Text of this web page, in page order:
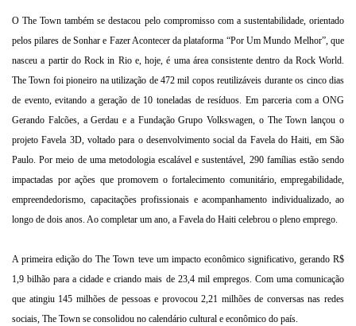
O The Town também se destacou pelo compromisso com a sustentabilidade, orientado
pelos pilares de Sonhar e Fazer Acontecer da plataforma “Por Um Mundo Melhor”, que
nasceu a partir do Rock in Rio e, hoje, é uma área consistente dentro da Rock World.
The Town foi pioneiro na utilização de 472 mil copos reutilizáveis durante os cinco dias
de evento, evitando a geração de 10 toneladas de resíduos. Em parceria com a ONG
Gerando Falcões, a Gerdau e a Fundação Grupo Volkswagen, o The Town lançou o
projeto Favela 3D, voltado para o desenvolvimento social da Favela do Haiti, em São
Paulo. Por meio de uma metodologia escalável e sustentável, 290 famílias estão sendo
impactadas por ações que promovem o fortalecimento comunitário, empregabilidade,
empreendedorismo, capacitações profissionais e acompanhamento individualizado, ao
longo de dois anos. Ao completar um ano, a Favela do Haiti celebrou o pleno emprego.
A primeira edição do The Town teve um impacto econômico significativo, gerando R$
1,9 bilhão para a cidade e criando mais de 23,4 mil empregos. Com uma comunicação
que atingiu 145 milhões de pessoas e provocou 2,21 milhões de conversas nas redes
sociais, The Town se consolidou no calendário cultural e econômico do país.